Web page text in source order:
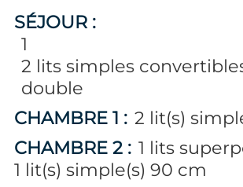
SÉJOUR :
1
2 lits simples
double
CHAMBRE 1 : 2 lit(s)
CHAMBRE 2 : 1 lits
1 lit(s) simple(s) 90 cm